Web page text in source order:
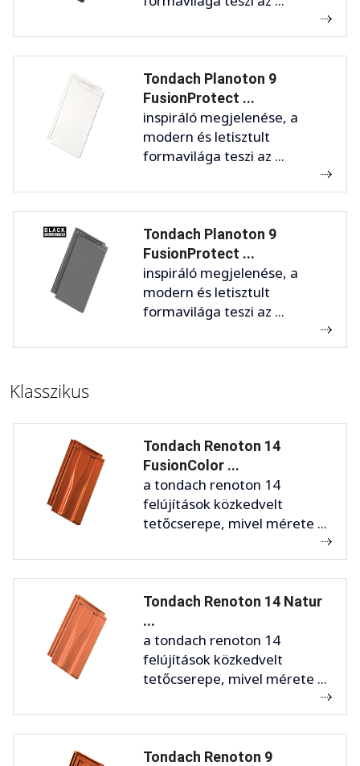
Tondach Planoton 9
FusionProtect ...
inspiráló megjelenése, a
modern és letisztult
formavilága teszi az ...
Tondach Planoton 9
FusionProtect ...
inspiráló megjelenése, a
modern és letisztult
formavilága teszi az ...
Klasszikus
Tondach Renoton 14
FusionColor ...
a tondach renoton 14
felújítások közkedvelt
tetőcserepe, mivel mérete ...
Tondach Renoton 14 Natur
...
a tondach renoton 14
felújítások közkedvelt
tetőcserepe, mivel mérete ...
Tondach Renoton 9